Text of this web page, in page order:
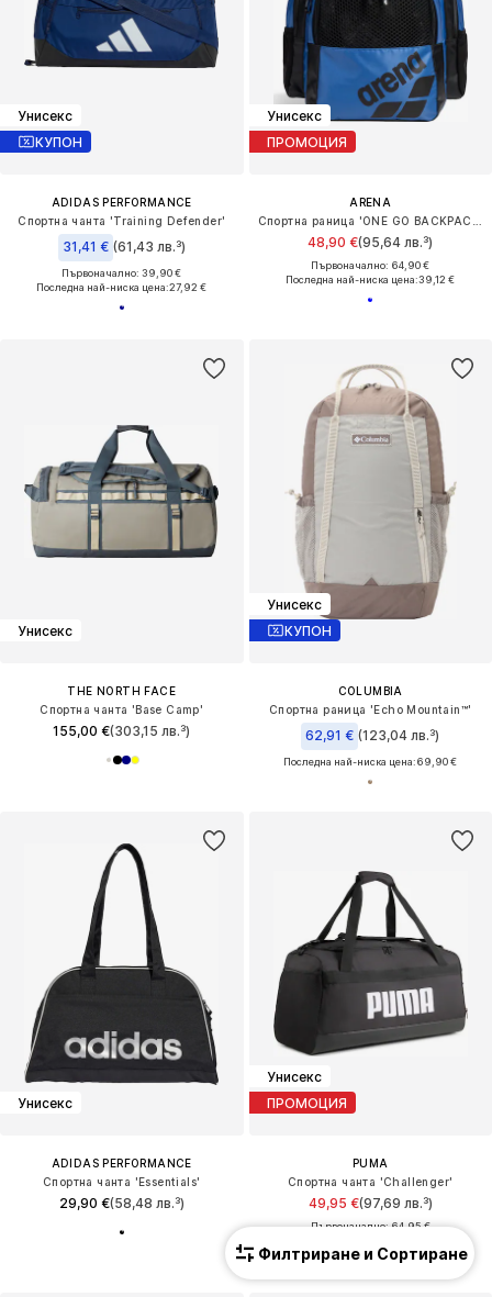
Унисекс
КУПОН
ADIDAS PERFORMANCE
Спортна чанта 'Training Defender'
31,41 € (61,43 лв.³)
Първоначално: 39,90 €
Последна най-ниска цена:27,92 €
Унисекс
ПРОМОЦИЯ
ARENA
48,90 €(95,64 лв.³)
Първоначално: 64,90 €
Последна най-ниска цена:39,12 €
Унисекс
THE NORTH FACE
Спортна чанта 'Base Camp'
155,00 €(303,15 лв.³)
Унисекс
КУПОН
COLUMBIA
Спортна раница 'Echo Mountain™'
62,91 € (123,04 лв.³)
Последна най-ниска цена:69,90 €
Унисекс
ADIDAS PERFORMANCE
Спортна чанта 'Essentials'
29,90 €(58,48 лв.³)
Унисекс
ПРОМОЦИЯ
PUMA
Спортна чанта 'Challenger'
49,95 €(97,69 лв.³)
Първоначално: 64,95 €
Филтриране и Сортиране